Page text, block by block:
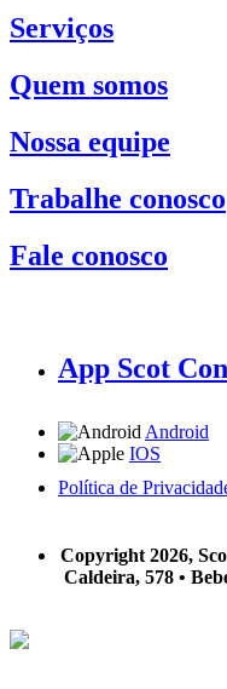
Serviços
Quem somos
Nossa equipe
Trabalhe conosco
Fale conosco
App Scot
Android
IOS
Política de
Copyright 2026,
Caldeira, 578 •